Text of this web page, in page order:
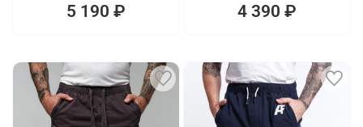
5 190 ₽ 4 390 ₽